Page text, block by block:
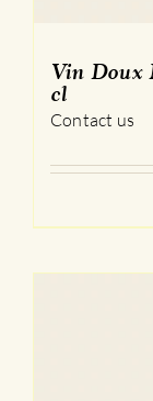
Vin Doux
cl
Contact us